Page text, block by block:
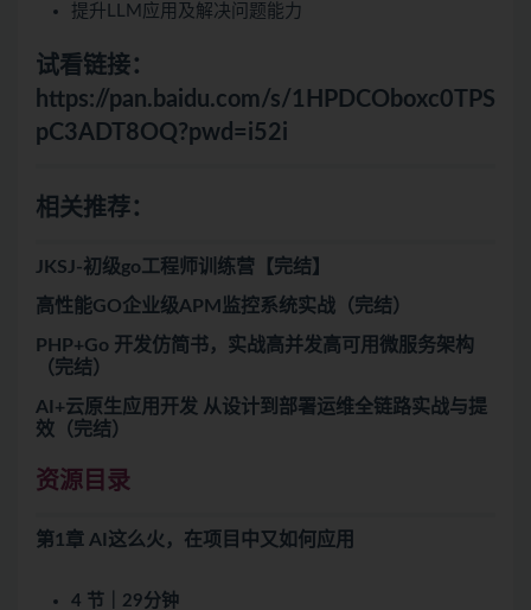
提升LLM应用及解决问题能力
试看链接：
https://pan.baidu.com/s/1HPDCOboxc0TPS
pC3ADT8OQ?pwd=i52i
相关推荐：
JKSJ-初级go工程师训练营【完结】
高性能GO企业级APM监控系统实战（完结）
PHP+Go 开发仿简书，实战高并发高可用微服务架构
（完结）
AI+云原生应用开发 从设计到部署运维全链路实战与提
效（完结）
资源目录
第1章 AI这么火，在项目中又如何应用
4 节｜29分钟